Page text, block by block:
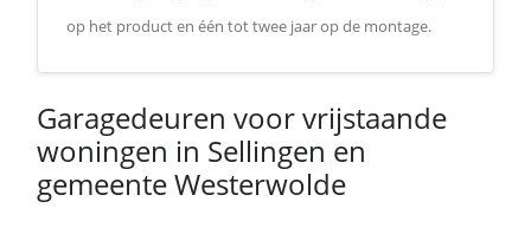
op het product en één tot twee jaar op de montage.
Garagedeuren voor vrijstaande
woningen in Sellingen en
gemeente Westerwolde